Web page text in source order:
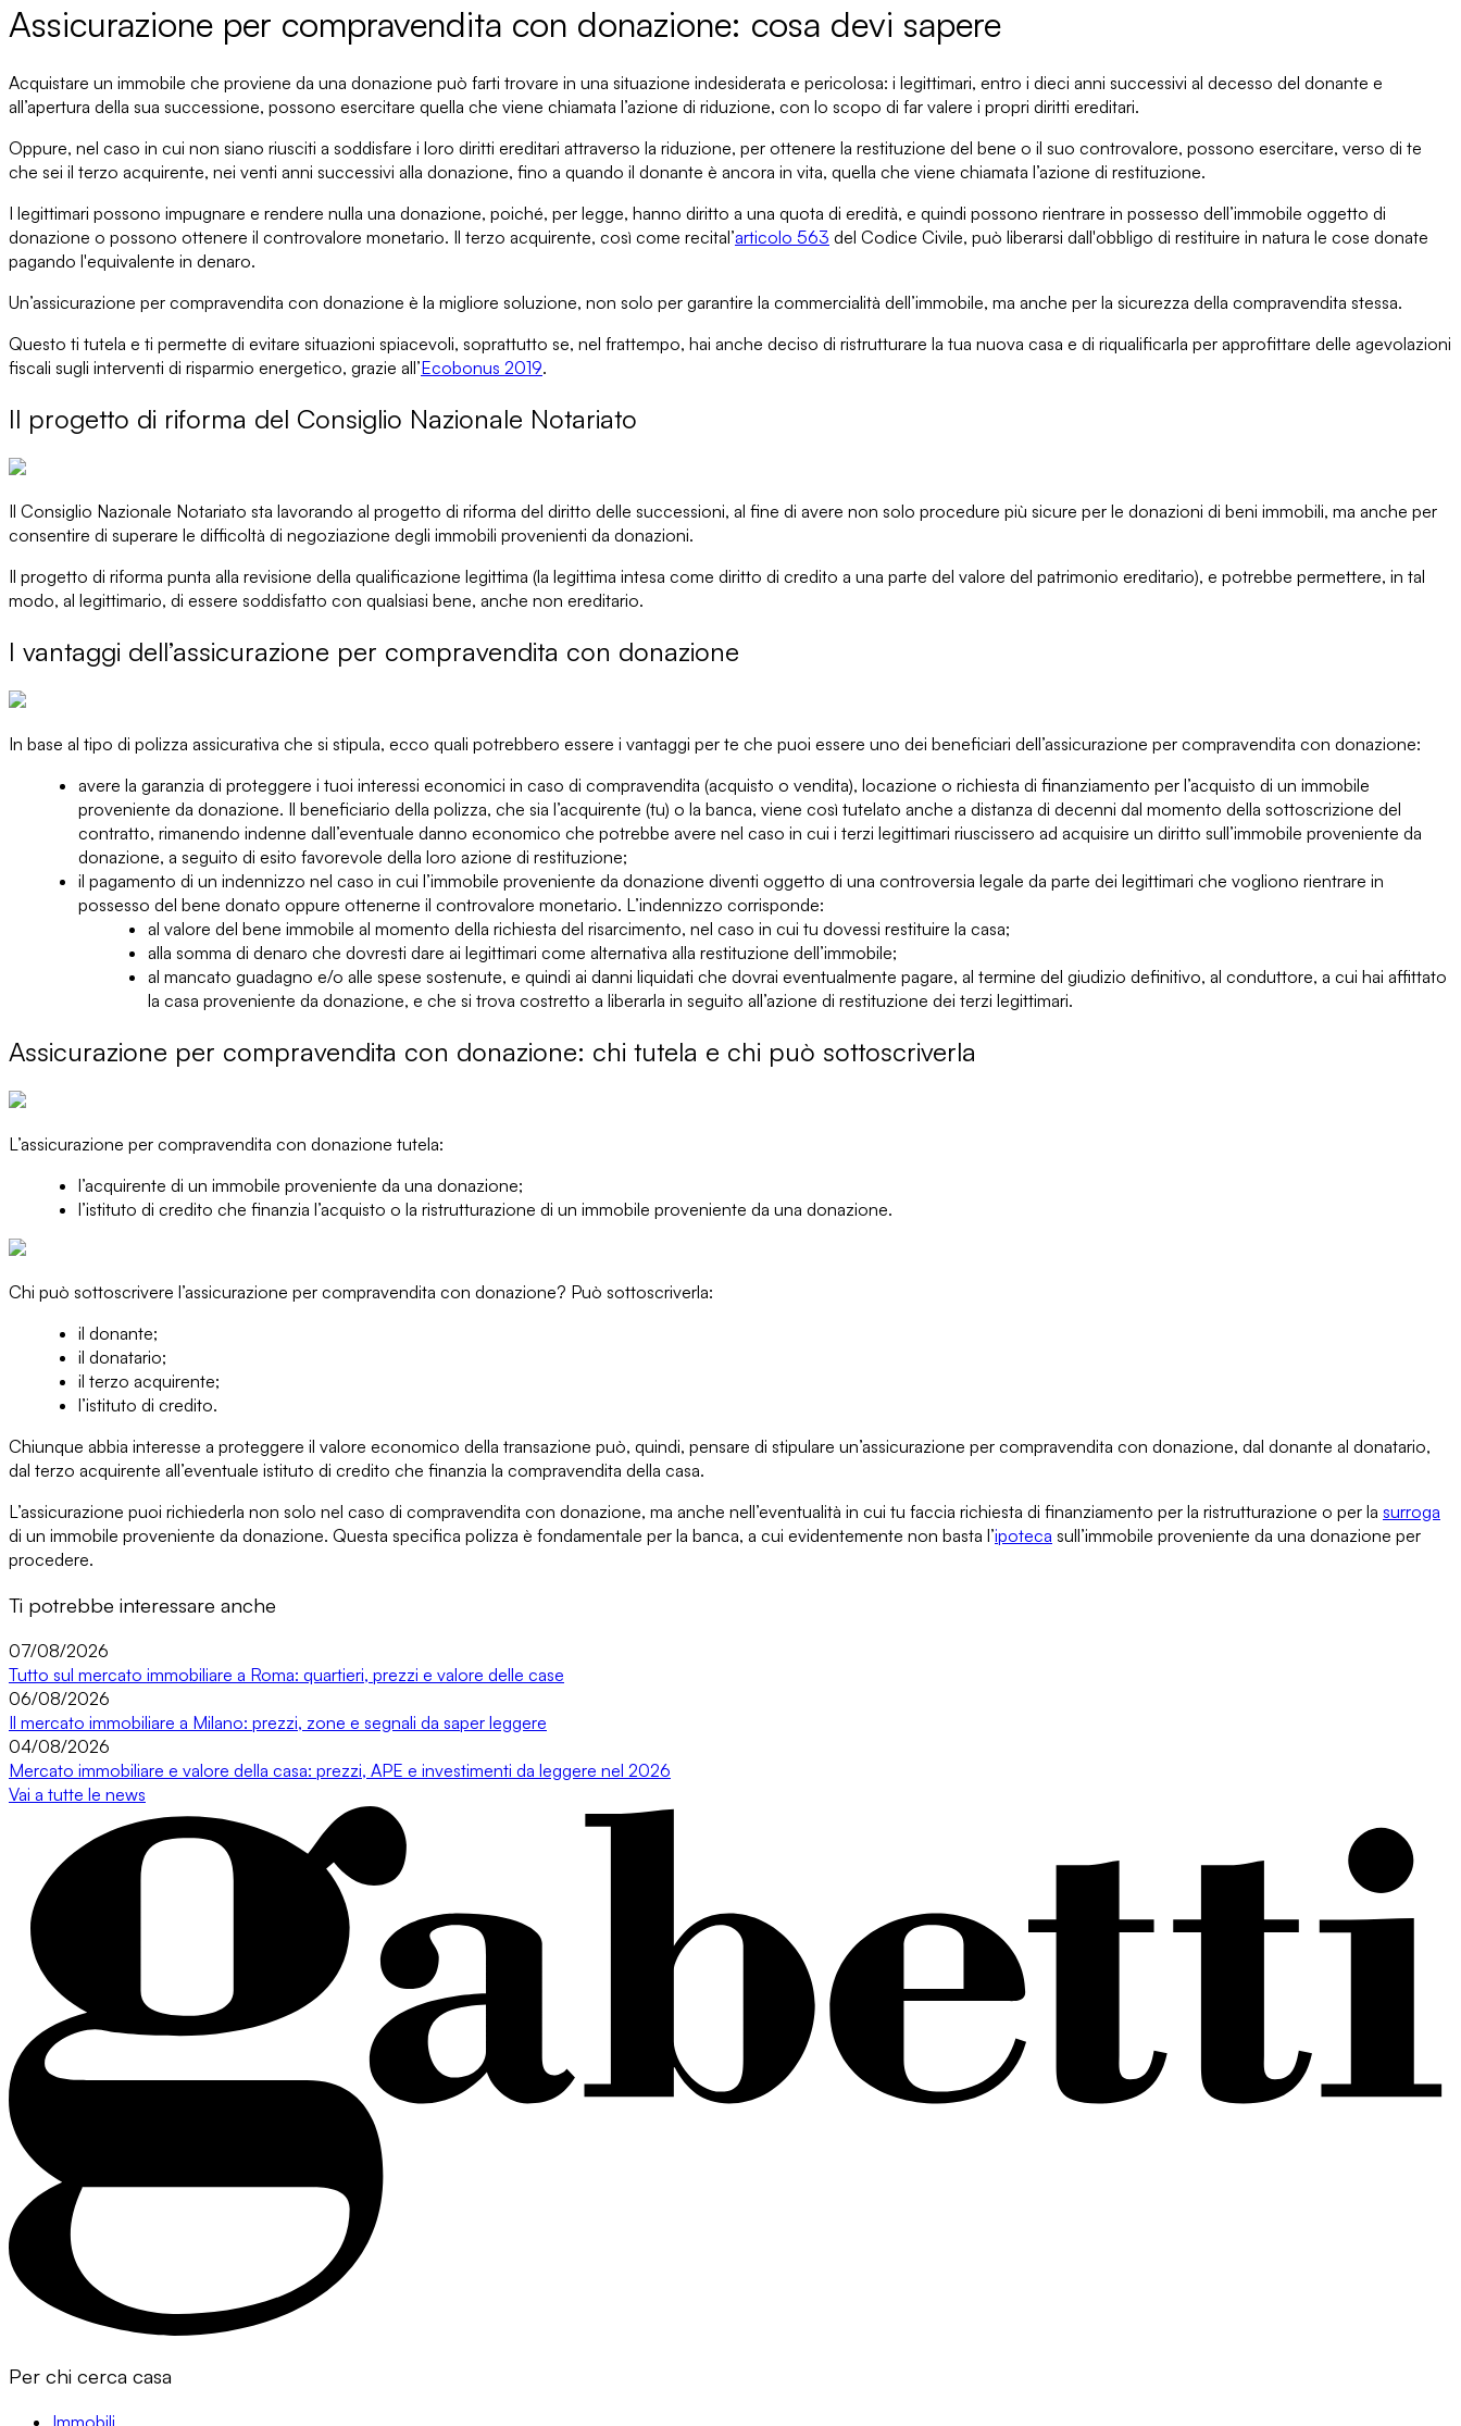
Assicurazione per compravendita con donazione: cosa devi sapere
Acquistare un immobile che proviene da una donazione può farti trovare in una situazione indesiderata e pericolosa: i legittimari, entro i dieci anni successivi al decesso del donante e
all’apertura della sua successione, possono esercitare quella che viene chiamata l’azione di riduzione, con lo scopo di far valere i propri diritti ereditari.
Oppure, nel caso in cui non siano riusciti a soddisfare i loro diritti ereditari attraverso la riduzione, per ottenere la restituzione del bene o il suo controvalore, possono esercitare, verso di te
che sei il terzo acquirente, nei venti anni successivi alla donazione, fino a quando il donante è ancora in vita, quella che viene chiamata l’azione di restituzione.
I legittimari possono impugnare e rendere nulla una donazione, poiché, per legge, hanno diritto a una quota di eredità, e quindi possono rientrare in possesso dell’immobile oggetto di
donazione o possono ottenere il controvalore monetario. Il terzo acquirente, così come recital’articolo 563 del Codice Civile, può liberarsi dall'obbligo di restituire in natura le cose donate
pagando l'equivalente in denaro.
Un’assicurazione per compravendita con donazione è la migliore soluzione, non solo per garantire la commercialità dell’immobile, ma anche per la sicurezza della compravendita stessa.
Questo ti tutela e ti permette di evitare situazioni spiacevoli, soprattutto se, nel frattempo, hai anche deciso di ristrutturare la tua nuova casa e di riqualificarla per approfittare delle agevolazioni
fiscali sugli interventi di risparmio energetico, grazie all’Ecobonus 2019.
Il progetto di riforma del Consiglio Nazionale Notariato
Il Consiglio Nazionale Notariato sta lavorando al progetto di riforma del diritto delle successioni, al fine di avere non solo procedure più sicure per le donazioni di beni immobili, ma anche per
consentire di superare le difficoltà di negoziazione degli immobili provenienti da donazioni.
Il progetto di riforma punta alla revisione della qualificazione legittima (la legittima intesa come diritto di credito a una parte del valore del patrimonio ereditario), e potrebbe permettere, in tal
modo, al legittimario, di essere soddisfatto con qualsiasi bene, anche non ereditario.
I vantaggi dell’assicurazione per compravendita con donazione
In base al tipo di polizza assicurativa che si stipula, ecco quali potrebbero essere i vantaggi per te che puoi essere uno dei beneficiari dell’assicurazione per compravendita con donazione:
avere la garanzia di proteggere i tuoi interessi economici in caso di compravendita (acquisto o vendita), locazione o richiesta di finanziamento per l’acquisto di un immobile
proveniente da donazione. Il beneficiario della polizza, che sia l’acquirente (tu) o la banca, viene così tutelato anche a distanza di decenni dal momento della sottoscrizione del
contratto, rimanendo indenne dall’eventuale danno economico che potrebbe avere nel caso in cui i terzi legittimari riuscissero ad acquisire un diritto sull’immobile proveniente da
donazione, a seguito di esito favorevole della loro azione di restituzione;
il pagamento di un indennizzo nel caso in cui l’immobile proveniente da donazione diventi oggetto di una controversia legale da parte dei legittimari che vogliono rientrare in
possesso del bene donato oppure ottenerne il controvalore monetario. L’indennizzo corrisponde:
al valore del bene immobile al momento della richiesta del risarcimento, nel caso in cui tu dovessi restituire la casa;
alla somma di denaro che dovresti dare ai legittimari come alternativa alla restituzione dell’immobile;
al mancato guadagno e/o alle spese sostenute, e quindi ai danni liquidati che dovrai eventualmente pagare, al termine del giudizio definitivo, al conduttore, a cui hai affittato
la casa proveniente da donazione, e che si trova costretto a liberarla in seguito all’azione di restituzione dei terzi legittimari.
Assicurazione per compravendita con donazione: chi tutela e chi può sottoscriverla
L’assicurazione per compravendita con donazione tutela:
l’acquirente di un immobile proveniente da una donazione;
l’istituto di credito che finanzia l’acquisto o la ristrutturazione di un immobile proveniente da una donazione.
Chi può sottoscrivere l’assicurazione per compravendita con donazione? Può sottoscriverla:
il donante;
il donatario;
il terzo acquirente;
l’istituto di credito.
Chiunque abbia interesse a proteggere il valore economico della transazione può, quindi, pensare di stipulare un’assicurazione per compravendita con donazione, dal donante al donatario,
dal terzo acquirente all’eventuale istituto di credito che finanzia la compravendita della casa.
L’assicurazione puoi richiederla non solo nel caso di compravendita con donazione, ma anche nell’eventualità in cui tu faccia richiesta di finanziamento per la ristrutturazione o per la surroga
di un immobile proveniente da donazione. Questa specifica polizza è fondamentale per la banca, a cui evidentemente non basta l’ipoteca sull’immobile proveniente da una donazione per
procedere.
Ti potrebbe interessare anche
07/08/2026
Tutto sul mercato immobiliare a Roma: quartieri, prezzi e valore delle case
06/08/2026
Il mercato immobiliare a Milano: prezzi, zone e segnali da saper leggere
04/08/2026
Mercato immobiliare e valore della casa: prezzi, APE e investimenti da leggere nel 2026
Vai a tutte le news
Per chi cerca casa
Immobili